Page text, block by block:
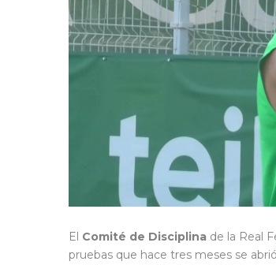
El Comité de Disciplina de la Real
pruebas que hace tres meses se